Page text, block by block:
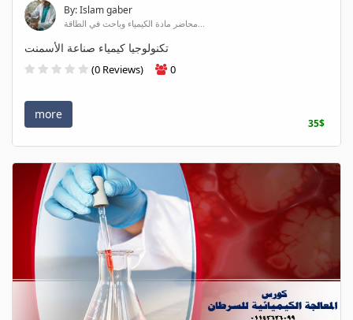
By: Islam gaber
محاضر مادة الكيمياء وباحث في الطاقة...
تكنولوجيا كيمياء صناعة الأسمنت
(0 Reviews) 0
more
35$